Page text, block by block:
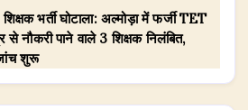
भर्ती घोटाला: अल्मोड़ा में फर्जी TET
से नौकरी पाने वाले 3 शिक्षक निलंबित,
शुरू